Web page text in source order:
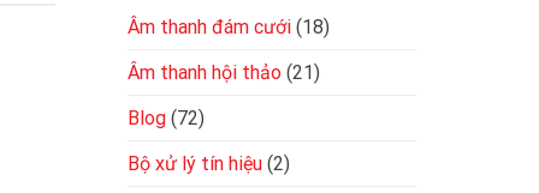
Âm thanh đám cưới (18)
Âm thanh hội thảo (21)
Blog (72)
Bộ xử lý tín hiệu (2)